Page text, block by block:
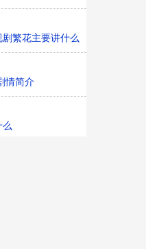
繁花主要讲什么
情简介